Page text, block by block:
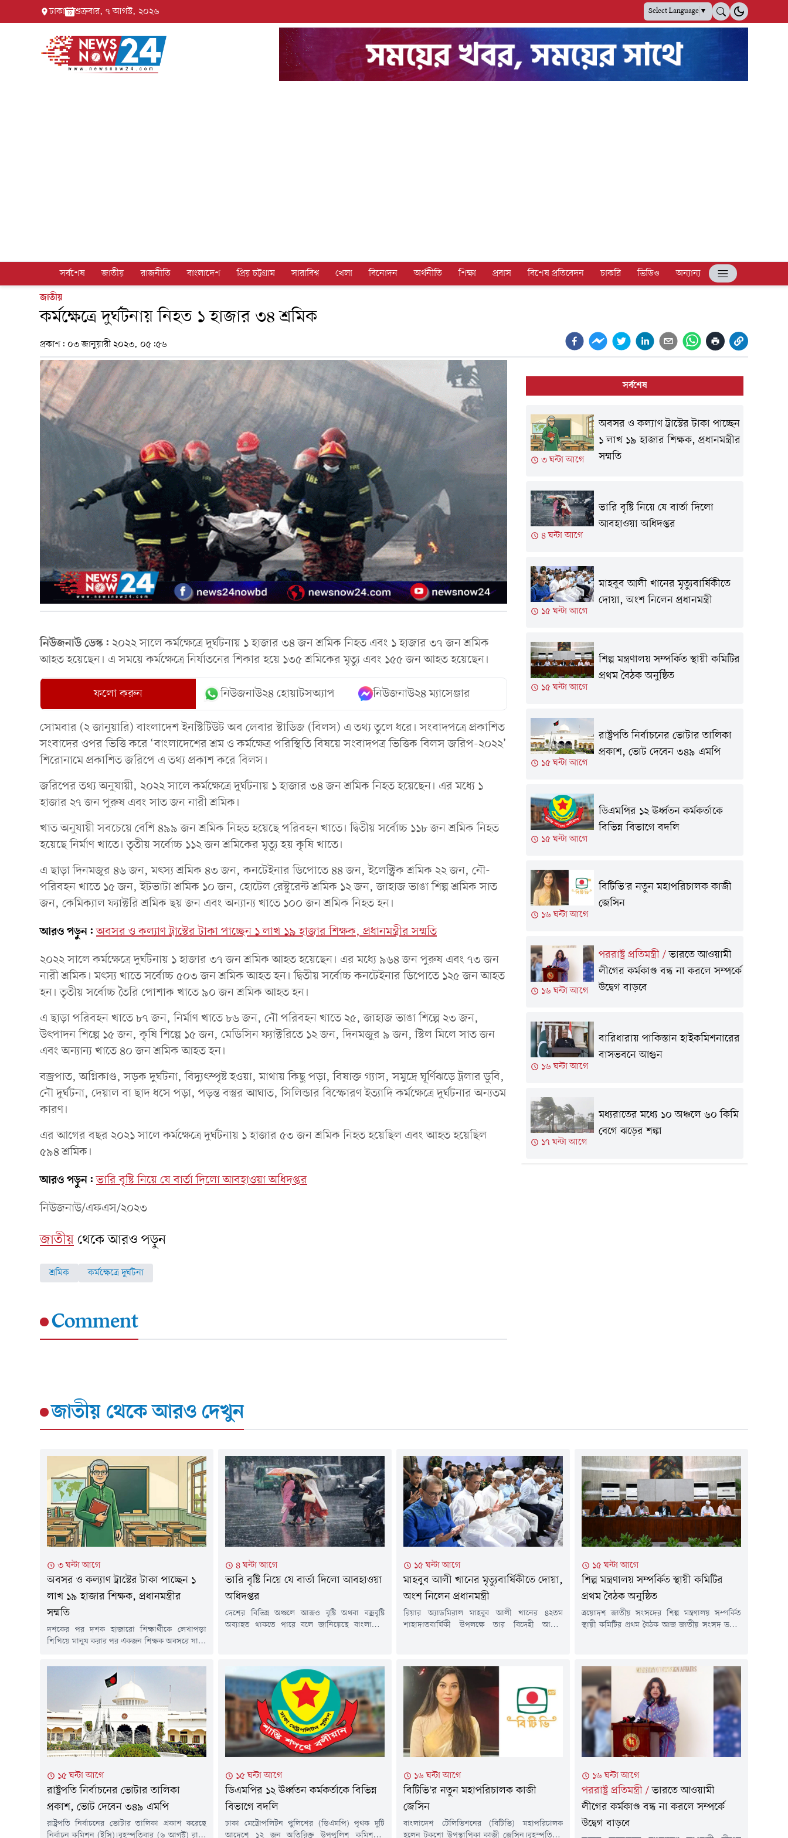
ঢাকা শুক্রবার, ৭ আগস্ট, ২০২৬ Select Language▼
সর্বশেষ জাতীয় রাজনীতি বাংলাদেশ প্রিয় চট্টগ্রাম সারাবিশ্ব খেলা বিনোদন অর্থনীতি শিক্ষা প্রবাস বিশেষ প্রতিবেদন চাকরি ভিডিও
অন্যান্য
জাতীয়
কর্মক্ষেত্রে দুর্ঘটনায় নিহত ১ হাজার ৩৪ শ্রমিক
প্রকাশ: ০৩ জানুয়ারী ২০২৩, ০৫:৫৬
নিউজনাউ ডেস্ক: ২০২২ সালে কর্মক্ষেত্রে দুর্ঘটনায় ১ হাজার ৩৪ জন শ্রমিক নিহত এবং ১ হাজার ৩৭ জন শ্রমিক
আহত হয়েছেন। এ সময়ে কর্মক্ষেত্রে নির্যাতনের শিকার হয়ে ১৩৫ শ্রমিকের মৃত্যু এবং ১৫৫ জন আহত হয়েছেন।
ফলো করুন নিউজনাউ২৪ হোয়াটসঅ্যাপ নিউজনাউ২৪ ম্যাসেঞ্জার
সোমবার (২ জানুয়ারি) বাংলাদেশ ইনস্টিটিউট অব লেবার স্টাডিজ (বিলস) এ তথ্য তুলে ধরে। সংবাদপত্রে প্রকাশিত
সংবাদের ওপর ভিত্তি করে ‘বাংলাদেশের শ্রম ও কর্মক্ষেত্র পরিস্থিতি বিষয়ে সংবাদপত্র ভিত্তিক বিলস জরিপ-২০২২’
শিরোনামে প্রকাশিত জরিপে এ তথ্য প্রকাশ করে বিলস।
জরিপের তথ্য অনুযায়ী, ২০২২ সালে কর্মক্ষেত্রে দুর্ঘটনায় ১ হাজার ৩৪ জন শ্রমিক নিহত হয়েছেন। এর মধ্যে ১
হাজার ২৭ জন পুরুষ এবং সাত জন নারী শ্রমিক।
খাত অনুযায়ী সবচেয়ে বেশি ৪৯৯ জন শ্রমিক নিহত হয়েছে পরিবহন খাতে। দ্বিতীয় সর্বোচ্চ ১১৮ জন শ্রমিক নিহত
হয়েছে নির্মাণ খাতে। তৃতীয় সর্বোচ্চ ১১২ জন শ্রমিকের মৃত্যু হয় কৃষি খাতে।
এ ছাড়া দিনমজুর ৪৬ জন, মৎস্য শ্রমিক ৪৩ জন, কনটেইনার ডিপোতে ৪৪ জন, ইলেক্ট্রিক শ্রমিক ২২ জন, নৌ-
পরিবহন খাতে ১৫ জন, ইটভাটা শ্রমিক ১০ জন, হোটেল রেস্টুরেন্ট শ্রমিক ১২ জন, জাহাজ ভাঙা শিল্প শ্রমিক সাত
জন, কেমিক্যাল ফ্যাক্টরি শ্রমিক ছয় জন এবং অন্যান্য খাতে ১০০ জন শ্রমিক নিহত হন।
আরও পড়ুন: অবসর ও কল্যাণ ট্রাস্টের টাকা পাচ্ছেন ১ লাখ ১৯ হাজার শিক্ষক, প্রধানমন্ত্রীর সম্মতি
২০২২ সালে কর্মক্ষেত্রে দুর্ঘটনায় ১ হাজার ৩৭ জন শ্রমিক আহত হয়েছেন। এর মধ্যে ৯৬৪ জন পুরুষ এবং ৭৩ জন
নারী শ্রমিক। মৎস্য খাতে সর্বোচ্চ ৫০৩ জন শ্রমিক আহত হন। দ্বিতীয় সর্বোচ্চ কনটেইনার ডিপোতে ১২৫ জন আহত
হন। তৃতীয় সর্বোচ্চ তৈরি পোশাক খাতে ৯০ জন শ্রমিক আহত হন।
এ ছাড়া পরিবহন খাতে ৮৭ জন, নির্মাণ খাতে ৮৬ জন, নৌ পরিবহন খাতে ২৫, জাহাজ ভাঙা শিল্পে ২৩ জন,
উৎপাদন শিল্পে ১৫ জন, কৃষি শিল্পে ১৫ জন, মেডিসিন ফ্যাক্টরিতে ১২ জন, দিনমজুর ৯ জন, স্টিল মিলে সাত জন
এবং অন্যান্য খাতে ৪০ জন শ্রমিক আহত হন।
বজ্রপাত, অগ্নিকাণ্ড, সড়ক দুর্ঘটনা, বিদ্যুৎস্পৃষ্ট হওয়া, মাথায় কিছু পড়া, বিষাক্ত গ্যাস, সমুদ্রে ঘূর্ণিঝড়ে ট্রলার ডুবি,
নৌ দুর্ঘটনা, দেয়াল বা ছাদ ধসে পড়া, পড়ন্ত বস্তুর আঘাত, সিলিন্ডার বিস্ফোরণ ইত্যাদি কর্মক্ষেত্রে দুর্ঘটনার অন্যতম
কারণ।
এর আগের বছর ২০২১ সালে কর্মক্ষেত্রে দুর্ঘটনায় ১ হাজার ৫৩ জন শ্রমিক নিহত হয়েছিল এবং আহত হয়েছিল
৫৯৪ শ্রমিক।
আরও পড়ুন: ভারি বৃষ্টি নিয়ে যে বার্তা দিলো আবহাওয়া অধিদপ্তর
নিউজনাউ/এফএস/২০২৩
জাতীয়থেকে আরও পড়ুন
শ্রমিক কর্মক্ষেত্রে দুর্ঘটনা
Comment
সর্বশেষ
৩ ঘন্টা আগে
অবসর ও কল্যাণ ট্রাস্টের টাকা পাচ্ছেন
১ লাখ ১৯ হাজার শিক্ষক, প্রধানমন্ত্রীর
সম্মতি
৪ ঘন্টা আগে
ভারি বৃষ্টি নিয়ে যে বার্তা দিলো
আবহাওয়া অধিদপ্তর
১৫ ঘন্টা আগে
মাহবুব আলী খানের মৃত্যুবার্ষিকীতে
দোয়া, অংশ নিলেন প্রধানমন্ত্রী
১৫ ঘন্টা আগে
শিল্প মন্ত্রণালয় সম্পর্কিত স্থায়ী কমিটির
প্রথম বৈঠক অনুষ্ঠিত
১৫ ঘন্টা আগে
রাষ্ট্রপতি নির্বাচনের ভোটার তালিকা
প্রকাশ, ভোট দেবেন ৩৪৯ এমপি
১৫ ঘন্টা আগে
ডিএমপির ১২ ঊর্ধ্বতন কর্মকর্তাকে
বিভিন্ন বিভাগে বদলি
১৬ ঘন্টা আগে
বিটিভি'র নতুন মহাপরিচালক কাজী
জেসিন
১৬ ঘন্টা আগে
পররাষ্ট্র প্রতিমন্ত্রী/ভারতে আওয়ামী
লীগের কর্মকাণ্ড বন্ধ না করলে সম্পর্কে
উদ্বেগ বাড়বে
১৬ ঘন্টা আগে
বারিধারায় পাকিস্তান হাইকমিশনারের
বাসভবনে আগুন
১৭ ঘন্টা আগে
মধ্যরাতের মধ্যে ১০ অঞ্চলে ৬০ কিমি
বেগে ঝড়ের শঙ্কা
জাতীয় থেকে আরও দেখুন
৩ ঘন্টা আগে
অবসর ও কল্যাণ ট্রাস্টের টাকা পাচ্ছেন ১
লাখ ১৯ হাজার শিক্ষক, প্রধানমন্ত্রীর
সম্মতি
দশকের পর দশক হাজারো শিক্ষার্থীকে লেখাপড়া
শিখিয়ে মানুষ করার পর একজন শিক্ষক অবসরে যান।
নিজের সঞ্চিত অবসরের টাকা ভরসা তাদের। কিন্তু এ
টাকা সময়মতো ফেরত না পাওয়ায় চরম ভোগান্তিতে
পড়তে হয়েছিল তাদের। অবশেষে সেই ভোগান্তি
কমানোর উদ্যোগ নিয়েছে বিএনপি সরকার।
উদ্যোগের অংশ হিসেবে...
৪ ঘন্টা আগে
ভারি বৃষ্টি নিয়ে যে বার্তা দিলো আবহাওয়া
অধিদপ্তর
দেশের বিভিন্ন অঞ্চলে আজও বৃষ্টি অথবা বজ্রবৃষ্টি
অব্যাহত থাকতে পারে বলে জানিয়েছে বাংলাদেশ
বর্ষণের সম্ভাবনা রয়েছে।শুক্রবার (৭ আগস্ট) সন্ধ্যা ৬টা
পর্যন্ত দেওয়া পূর্বাভাসে এ তথ্য জানানো হয়।এতে বলা
হয়েছে, মৌসুমি বায়ুর অক্ষের...
১৫ ঘন্টা আগে
মাহবুব আলী খানের মৃত্যুবার্ষিকীতে দোয়া,
অংশ নিলেন প্রধানমন্ত্রী
রিয়ার অ্যাডমিরাল মাহবুব আলী খানের ৪২তম
শাহাদাতবার্ষিকী উপলক্ষে তার বিদেহী আত্মার
ভবনে' তার পরিবারের পক্ষ থেকে এই দোয়া
মাহফিলের আয়োজন করা হয়।প্রধানমন্ত্রী তারেক
রহমান এবং শহীদ মাহবুব আলী খানের কন্যা ও
প্রধানমন্ত্রীর...
১৫ ঘন্টা আগে
শিল্প মন্ত্রণালয় সম্পর্কিত স্থায়ী কমিটির
প্রথম বৈঠক অনুষ্ঠিত
ত্রয়োদশ জাতীয় সংসদের শিল্প মন্ত্রণালয় সম্পর্কিত
স্থায়ী কমিটির প্রথম বৈঠক আজ জাতীয় সংসদ ভবনে
গুরুত্বারোপ করা হয়।পাশাপাশি, উন্নয়ন প্রকল্পসমূহ
নির্ধারিত সময়ের মধ্যে সম্পন্ন করা, বরাদ্দের যথাযথ
ব্যবহার নিশ্চিত করা, শিল্পখাতের প্রতিযোগিতা
সক্ষমতা...
১৫ ঘন্টা আগে
রাষ্ট্রপতি নির্বাচনের ভোটার তালিকা
প্রকাশ, ভোট দেবেন ৩৪৯ এমপি
রাষ্ট্রপতি নির্বাচনের ভোটার তালিকা প্রকাশ করেছে
নির্বাচন কমিশন (ইসি)।বৃহস্পতিবার (৬ আগস্ট) রাতে
১৫ ঘন্টা আগে
ডিএমপির ১২ ঊর্ধ্বতন কর্মকর্তাকে বিভিন্ন
বিভাগে বদলি
ঢাকা মেট্রোপলিটন পুলিশের (ডিএমপি) পৃথক দুটি
আদেশে ১২ জন অতিরিক্ত উপপুলিশ কমিশনার
১৬ ঘন্টা আগে
বিটিভি'র নতুন মহাপরিচালক কাজী
জেসিন
বাংলাদেশ টেলিভিশনের (বিটিভি) মহাপরিচালক
হলেন টকশো উপস্থাপিকা কাজী জেসিন।বৃহস্পতিবার
১৬ ঘন্টা আগে
পররাষ্ট্র প্রতিমন্ত্রী /ভারতে আওয়ামী
লীগের কর্মকাণ্ড বন্ধ না করলে সম্পর্কে
উদ্বেগ বাড়বে